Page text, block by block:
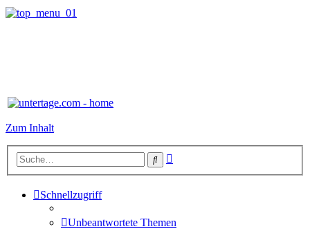
Zum Inhalt
Suche
Schnellzugriff
Unbeantwortete Themen